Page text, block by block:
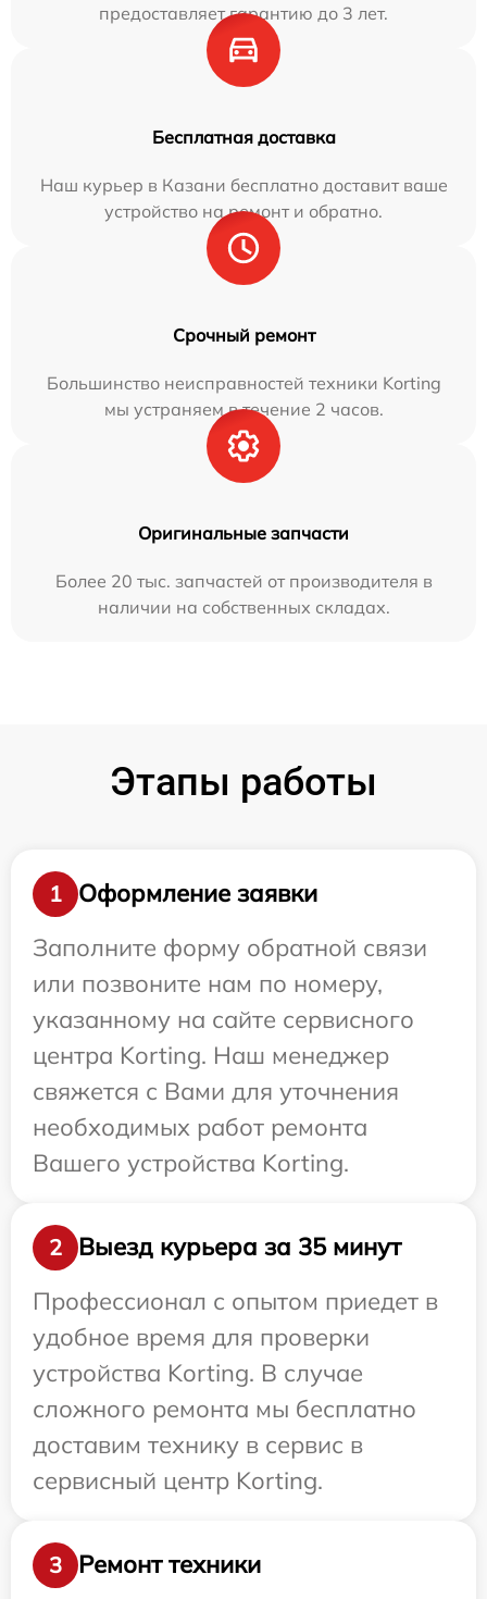
предоставляет гарантию до 3 лет.
Бесплатная доставка
Наш курьер в Казани бесплатно доставит ваше
устройство на ремонт и обратно.
Срочный ремонт
Большинство неисправностей техники Korting
мы устраняем в течение 2 часов.
Оригинальные запчасти
Более 20 тыс. запчастей от производителя в
наличии на собственных складах.
Этапы работы
1
Оформление заявки
Заполните форму обратной связи
или позвоните нам по номеру,
указанному на сайте сервисного
центра Korting. Наш менеджер
свяжется с Вами для уточнения
необходимых работ ремонта
Вашего устройства Korting.
2
Выезд курьера за 35 минут
Профессионал с опытом приедет в
удобное время для проверки
устройства Korting. В случае
сложного ремонта мы бесплатно
доставим технику в сервис в
сервисный центр Korting.
3 Ремонт техники